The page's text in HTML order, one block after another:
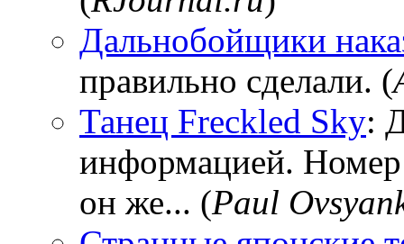
Дальнобойщики
правильно сделали. (
Танец Freckled Sky:
информацией.
он же... (Paul